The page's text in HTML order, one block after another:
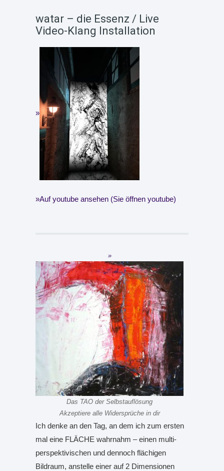
watar – die Essenz / Live
Video-Klang Installation
Auf youtube ansehen (Sie öffnen youtube)
Das TAO der Selbstauflösung
Akzeptiere alle Widersprüche in dir
Ich denke an den Tag, an dem ich zum ersten
mal eine FLÄCHE wahrnahm – einen multi-
perspektivischen und dennoch flächigen
Bildraum, anstelle einer auf 2 Dimensionen